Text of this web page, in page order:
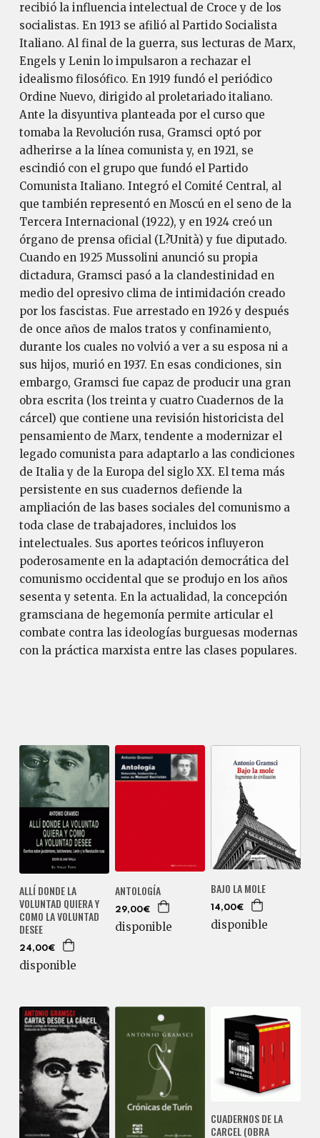
recibió la influencia intelectual de Croce y de los
socialistas. En 1913 se afilió al Partido Socialista
Italiano. Al final de la guerra, sus lecturas de Marx,
Engels y Lenin lo impulsaron a rechazar el
idealismo filosófico. En 1919 fundó el periódico
Ordine Nuevo, dirigido al proletariado italiano.
Ante la disyuntiva planteada por el curso que
tomaba la Revolución rusa, Gramsci optó por
adherirse a la línea comunista y, en 1921, se
escindió con el grupo que fundó el Partido
Comunista Italiano. Integró el Comité Central, al
que también representó en Moscú en el seno de la
Tercera Internacional (1922), y en 1924 creó un
órgano de prensa oficial (L?Unità) y fue diputado.
Cuando en 1925 Mussolini anunció su propia
dictadura, Gramsci pasó a la clandestinidad en
medio del opresivo clima de intimidación creado
por los fascistas. Fue arrestado en 1926 y después
de once años de malos tratos y confinamiento,
durante los cuales no volvió a ver a su esposa ni a
sus hijos, murió en 1937. En esas condiciones, sin
embargo, Gramsci fue capaz de producir una gran
obra escrita (los treinta y cuatro Cuadernos de la
cárcel) que contiene una revisión historicista del
pensamiento de Marx, tendente a modernizar el
legado comunista para adaptarlo a las condiciones
de Italia y de la Europa del siglo XX. El tema más
persistente en sus cuadernos defiende la
ampliación de las bases sociales del comunismo a
toda clase de trabajadores, incluidos los
intelectuales. Sus aportes teóricos influyeron
poderosamente en la adaptación democrática del
comunismo occidental que se produjo en los años
sesenta y setenta. En la actualidad, la concepción
gramsciana de hegemonía permite articular el
combate contra las ideologías burguesas modernas
con la práctica marxista entre las clases populares.
ALLÍ DONDE LA
VOLUNTAD QUIERA Y
COMO LA VOLUNTAD
DESEE
24,00€
disponible
ANTOLOGÍA
29,00€
disponible
BAJO LA MOLE
14,00€
disponible
CUADERNOS DE LA
CARCEL (OBRA